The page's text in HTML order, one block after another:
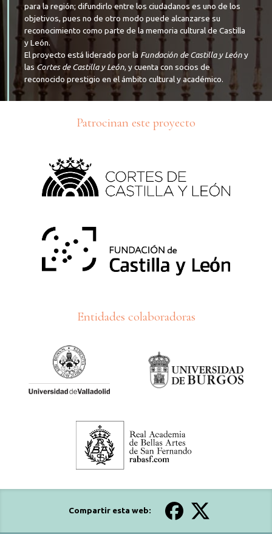
para la región; difundirlo entre los ciudadanos es uno de los
objetivos, pues no de otro modo puede alcanzarse su
reconocimiento como parte de la memoria cultural de Castilla
y León.
El proyecto está liderado por la Fundación de Castilla y Leóny
lasCortes de Castilla y León, y cuenta con socios de
reconocido prestigio en el ámbito cultural y académico.
Patrocinan este proyecto
Entidades colaboradoras
Compartir esta web: